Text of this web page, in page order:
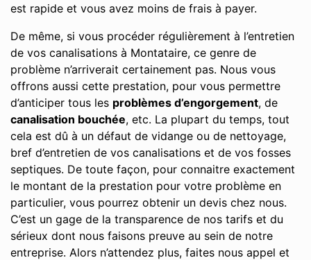
est rapide et vous avez moins de frais à payer.
De même, si vous procéder régulièrement à l’entretien
de vos canalisations à Montataire, ce genre de
problème n’arriverait certainement pas. Nous vous
offrons aussi cette prestation, pour vous permettre
d’anticiper tous les problèmes d’engorgement, de
canalisation bouchée, etc. La plupart du temps, tout
cela est dû à un défaut de vidange ou de nettoyage,
bref d’entretien de vos canalisations et de vos fosses
septiques. De toute façon, pour connaitre exactement
le montant de la prestation pour votre problème en
particulier, vous pourrez obtenir un devis chez nous.
C’est un gage de la transparence de nos tarifs et du
sérieux dont nous faisons preuve au sein de notre
entreprise. Alors n’attendez plus, faites nous appel et